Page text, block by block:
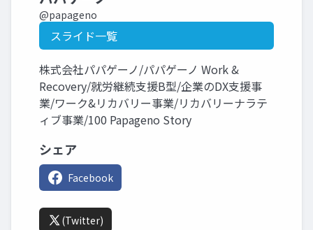
@papageno
スライド一覧
株式会社パパゲーノ/パパゲーノ Work &
Recovery/就労継続支援B型/企業のDX支援事
業/ワーク&リカバリー事業/リカバリーナラテ
ィブ事業/100 Papageno Story
シェア
Facebook
(Twitter)